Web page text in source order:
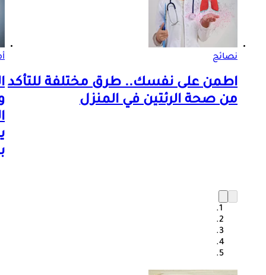
نصائح
اطمن على نفسك.. طرق مختلفة للتأكد
من صحة الرئتين في المنزل